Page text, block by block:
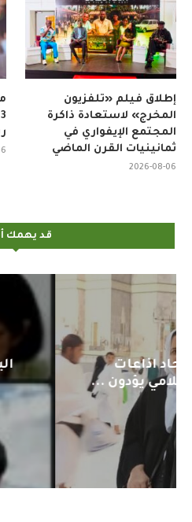
إطلاق فيلم «تلفزيون
المخرج» لاستعادة ذاكرة
المجتمع الإيفواري في
ثمانينيات القرن الماضي
2026-08-06
قد يهمك
اليوم : المشاركة
لمنظمي
04-12